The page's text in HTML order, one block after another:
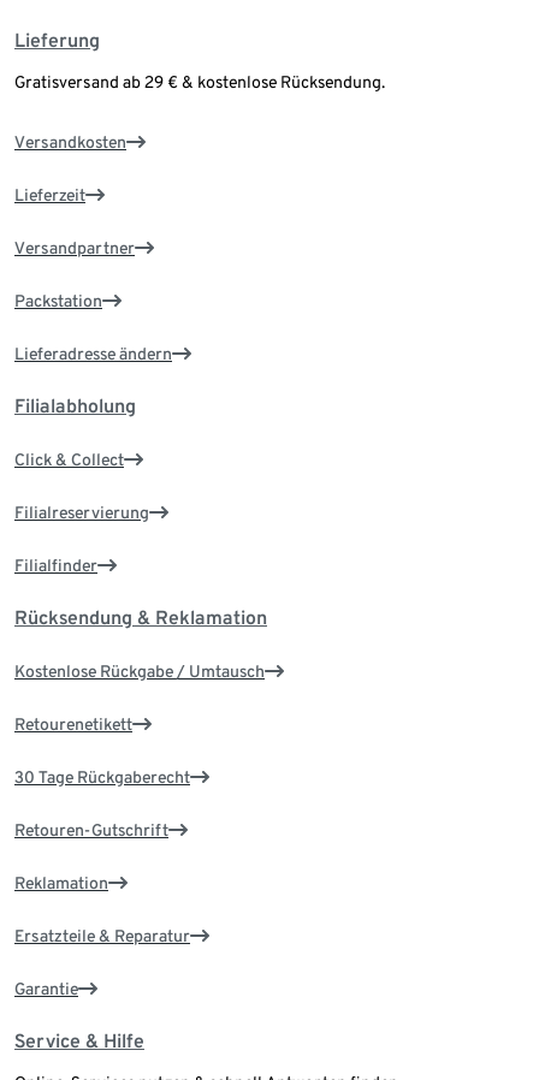
Lieferung
Gratisversand ab 29 € & kostenlose Rücksendung.
Versandkosten
Lieferzeit
Versandpartner
Packstation
Lieferadresse ändern
Filialabholung
Click & Collect
Filialreservierung
Filialfinder
Rücksendung & Reklamation
Kostenlose Rückgabe / Umtausch
Retourenetikett
30 Tage Rückgaberecht
Retouren-Gutschrift
Reklamation
Ersatzteile & Reparatur
Garantie
Service & Hilfe